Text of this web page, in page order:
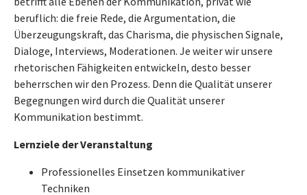
beruflich: die freie Rede, die Argumentation, die
Überzeugungskraft, das Charisma, die physischen Signale,
Dialoge, Interviews, Moderationen. Je weiter wir unsere
rhetorischen Fähigkeiten entwickeln, desto besser
beherrschen wir den Prozess. Denn die Qualität unserer
Begegnungen wird durch die Qualität unserer
Kommunikation bestimmt.
Lernziele der Veranstaltung
Professionelles Einsetzen kommunikativer
Techniken